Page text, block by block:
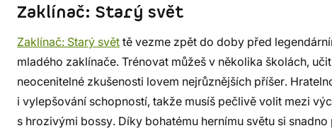
Zaklínač: Starý svět
Zaklínač: Starý svět tě vezme zpět do doby před
mladého zaklínače. Trénovat můžeš v několika školách,
neocenitelné zkušenosti lovem nejrůznějších příšer.
i vylepšování schopností, takže musíš pečlivě volit mezi
s hrozivými bossy. Díky bohatému hernímu světu si